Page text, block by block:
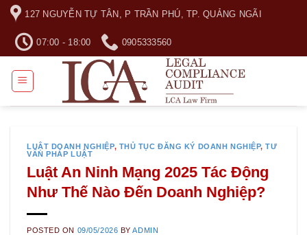
Skip
content
127 NGUYỄN TỰ TÂN, P TRẦN PHÚ, TP. QUẢNG NGÃI
07:00 - 18:00 0905333560
LUẬT DOANH NGHIỆP, THỦ TỤC ĐĂNG KÝ DOANH NGHIỆP,TƯ
VẤN PHÁP LUẬT
Luật An Ninh Mạng 2025 Tác Động
Như Thế Nào Đến Doanh Nghiệp?
POSTED ON 09/05/2026 BYADMIN